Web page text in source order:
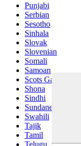
Punjabi
Serbian
Sesotho
Sinhala
Slovak
Slovenian
Somali
Samoan
Scots Gaelic
Shona
Sindhi
Sundanese
Swahili
Tajik
Tamil
Telugu